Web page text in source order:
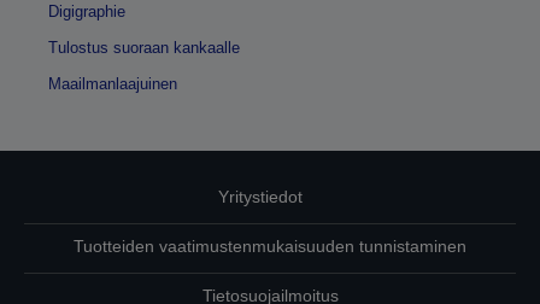
Digigraphie
Tulostus suoraan kankaalle
Maailmanlaajuinen
Yritystiedot
Tuotteiden vaatimustenmukaisuuden tunnistaminen
Tietosuojailmoitus